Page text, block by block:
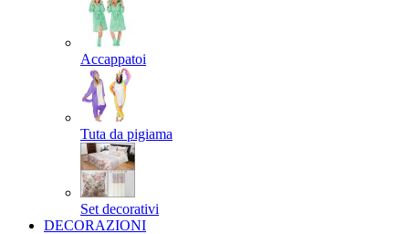
Accappatoi
Tuta da pigiama
Set decorativi
DECORAZIONI